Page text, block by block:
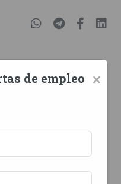
×
de empleo